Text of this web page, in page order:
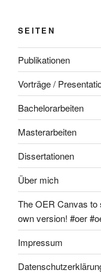
SEITEN
Publikationen
Vorträge /
Bachelorarbeiten
Masterarbeiten
Dissertationen
Über mich
The OER Canvas to
own version! #oer
Impressum